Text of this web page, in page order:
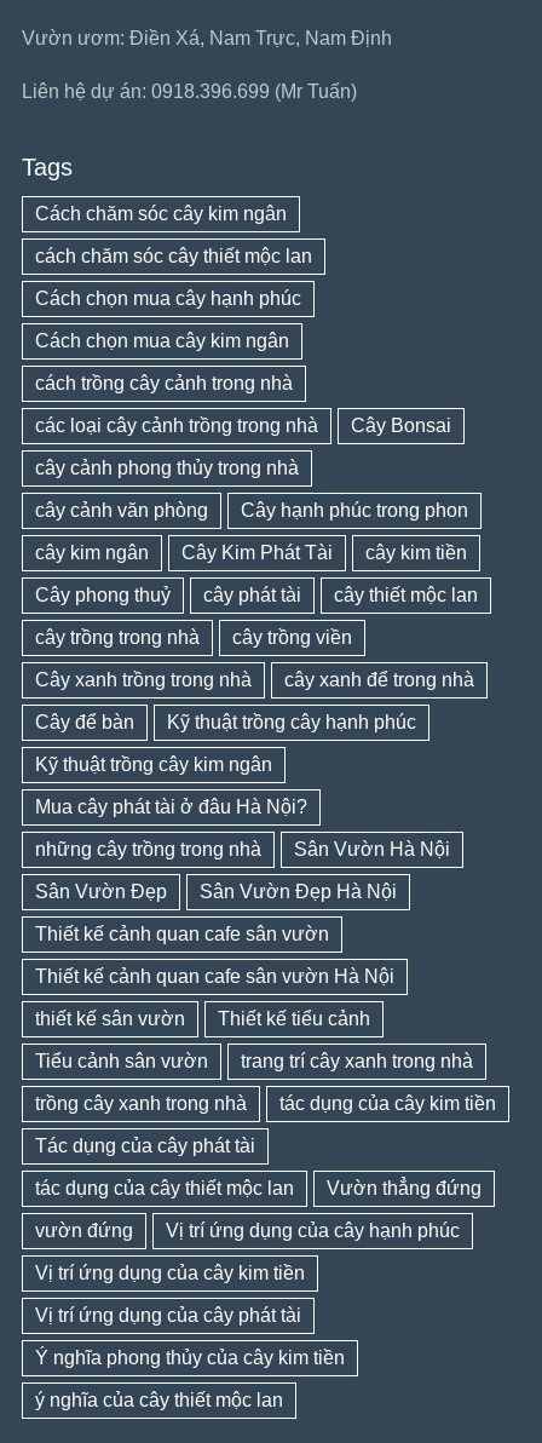
Vườn ươm: Điền Xá, Nam Trực, Nam Định
Liên hệ dự án: 0918.396.699 (Mr Tuấn)
Tags
Cách chăm sóc cây kim ngân
cách chăm sóc cây thiết mộc lan
Cách chọn mua cây hạnh phúc
Cách chọn mua cây kim ngân
cách trồng cây cảnh trong nhà
các loại cây cảnh trồng trong nhà Cây Bonsai
cây cảnh phong thủy trong nhà
cây cảnh văn phòng Cây hạnh phúc trong phon
cây kim ngân Cây Kim Phát Tài cây kim tiền
Cây phong thuỷ cây phát tài cây thiết mộc lan
cây trồng trong nhà cây trồng viền
Cây xanh trồng trong nhà cây xanh để trong nhà
Cây để bàn Kỹ thuật trồng cây hạnh phúc
Kỹ thuật trồng cây kim ngân
Mua cây phát tài ở đâu Hà Nội?
những cây trồng trong nhà Sân Vườn Hà Nội
Sân Vườn Đẹp Sân Vườn Đẹp Hà Nội
Thiết kế cảnh quan cafe sân vườn
Thiết kế cảnh quan cafe sân vườn Hà Nội
thiết kế sân vườn Thiết kế tiểu cảnh
Tiểu cảnh sân vườn trang trí cây xanh trong nhà
trồng cây xanh trong nhà tác dụng của cây kim tiền
Tác dụng của cây phát tài
tác dụng của cây thiết mộc lan Vườn thẳng đứng
vườn đứng Vị trí ứng dụng của cây hạnh phúc
Vị trí ứng dụng của cây kim tiền
Vị trí ứng dụng của cây phát tài
Ý nghĩa phong thủy của cây kim tiền
ý nghĩa của cây thiết mộc lan